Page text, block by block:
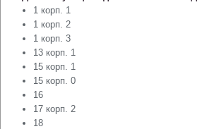
1 корп. 1
1 корп. 2
1 корп. 3
13 корп. 1
15 корп. 1
15 корп. 0
16
17 корп. 2
18